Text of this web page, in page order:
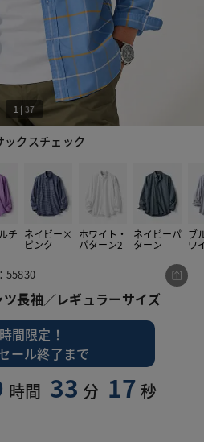
ックスチェック
1 | 37
チ ネイビー×
ピンク
ホワイト・
パターン2
ネイビーパ
ターン
ブ
ワ
55830
長袖／レギュラーサイズ
間限定！
ール終了まで
時間 33 分 16 秒
クスシャツ長袖／レギュラーサイズ
4.5 7レビュー